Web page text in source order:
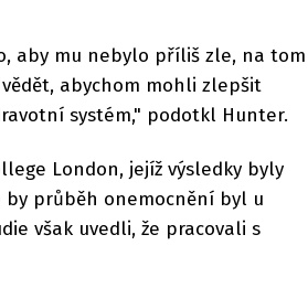
aby mu nebylo příliš zle, na tom
abychom mohli zlepšit
systém," podotkl Hunter.
London, jejíž výsledky byly
by průběh onemocnění byl u
však uvedli, že pracovali s